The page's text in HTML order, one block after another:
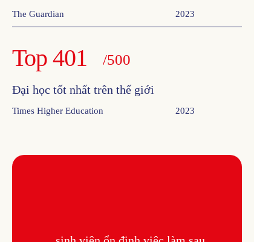
The Guardian 2023
/500
Top 401
Đại học tốt nhất trên thế giới
Times Higher Education 2023